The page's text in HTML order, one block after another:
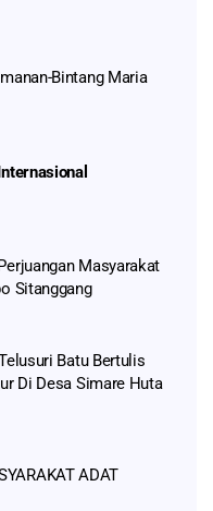
Bintang Maria
Masyarakat
Sitanggang
Batu Bertulis
Di Desa Simare Huta
ADAT